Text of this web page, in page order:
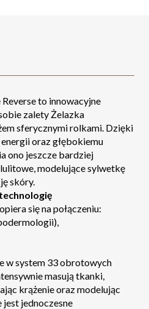
to innowacyjne
zalety Żelazka
sferycznymi rolkami. Dzięki
oraz głębokiemu
ono jeszcze bardziej
modelujące sylwetkę
skóry.
technologię
się na połączeniu:
w system 33 obrotowych
masują tkanki,
krążenie oraz modelując
jest jednoczesne